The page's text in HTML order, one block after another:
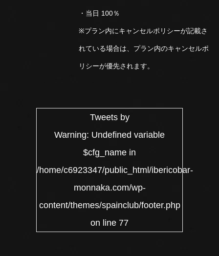
・当日 100％
※プラン内にキャンセルポリシーが記載さ
れている場合は、プラン内のキャンセルポ
リシーが優先されます。
Tweets by
Warning: Undefined variable
$cfg_name in
/home/c6923347/public_html/ibericobar-
monnaka.com/wp-
content/themes/spainclub/footer.php
on line 77